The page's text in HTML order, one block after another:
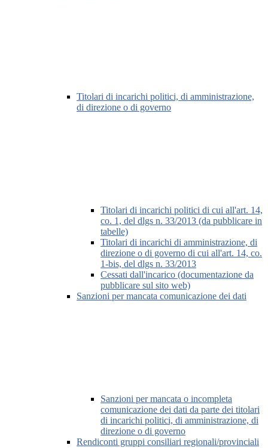
Titolari di incarichi politici, di amministrazione,
di direzione o di governo
Titolari di incarichi politici di cui all'art. 14,
co. 1, del dlgs n. 33/2013 (da pubblicare in
tabelle)
Titolari di incarichi di amministrazione, di
direzione o di governo di cui all'art. 14, co.
1-bis, del dlgs n. 33/2013
Cessati dall'incarico (documentazione da
pubblicare sul sito web)
Sanzioni per mancata comunicazione dei dati
Sanzioni per mancata o incompleta
comunicazione dei dati da parte dei titolari
di incarichi politici, di amministrazione, di
direzione o di governo
Rendiconti gruppi consiliari regionali/provinciali